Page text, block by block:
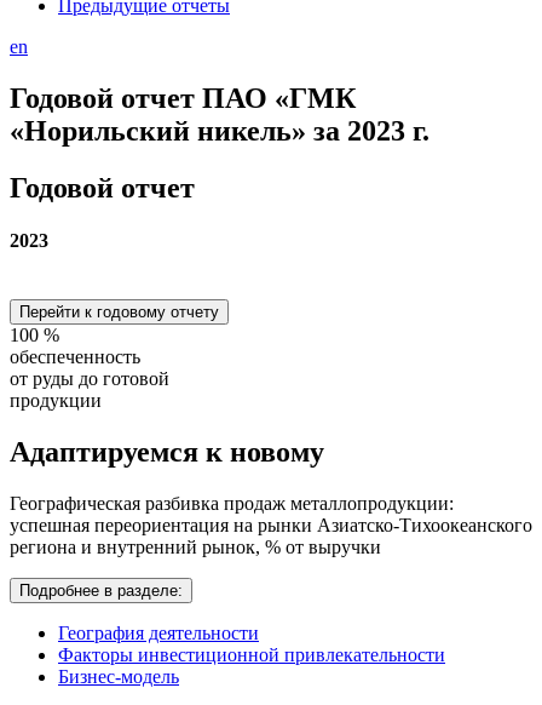
Предыдущие отчеты
en
Годовой отчет ПАО «ГМК
«Норильский никель» за 2023 г.
Годовой отчет
2023
Перейти к годовому отчету
100 %
обеспеченность
от руды до готовой
продукции
Адаптируемся к новому
Географическая разбивка продаж металлопродукции:
успешная переориентация на рынки Азиатско-Тихоокеанского
региона и внутренний рынок, % от выручки
Подробнее в разделе:
География деятельности
Факторы инвестиционной привлекательности
Бизнес-модель